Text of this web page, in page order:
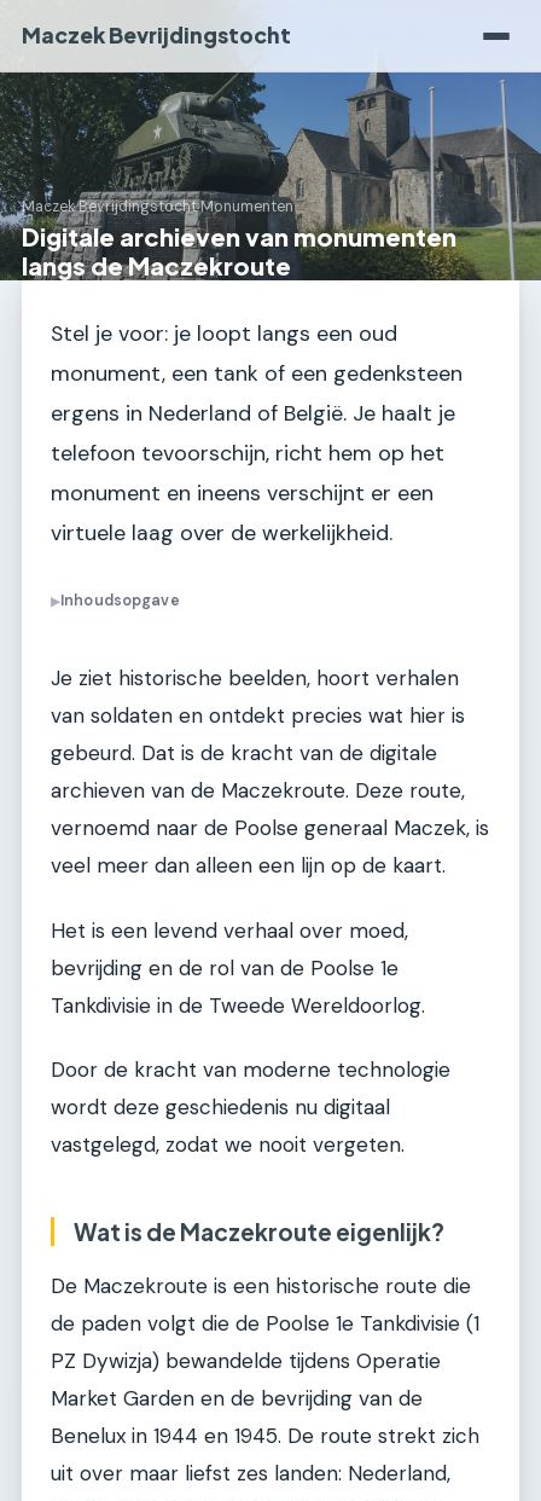
Maczek Bevrijdingstocht
Maczek Bevrijdingstocht›Monumenten
Digitale archieven van monumenten
langs de Maczekroute
Stel je voor: je loopt langs een oud
monument, een tank of een gedenksteen
ergens in Nederland of België. Je haalt je
telefoon tevoorschijn, richt hem op het
monument en ineens verschijnt er een
virtuele laag over de werkelijkheid.
▶Inhoudsopgave
Je ziet historische beelden, hoort verhalen
van soldaten en ontdekt precies wat hier is
gebeurd. Dat is de kracht van de digitale
archieven van de Maczekroute. Deze route,
vernoemd naar de Poolse generaal Maczek, is
veel meer dan alleen een lijn op de kaart.
Het is een levend verhaal over moed,
bevrijding en de rol van de Poolse 1e
Tankdivisie in de Tweede Wereldoorlog.
Door de kracht van moderne technologie
wordt deze geschiedenis nu digitaal
vastgelegd, zodat we nooit vergeten.
Wat is de Maczekroute eigenlijk?
De Maczekroute is een historische route die
de paden volgt die de Poolse 1e Tankdivisie (1
PZ Dywizja) bewandelde tijdens Operatie
Market Garden en de bevrijding van de
Benelux in 1944 en 1945. De route strekt zich
uit over maar liefst zes landen: Nederland,